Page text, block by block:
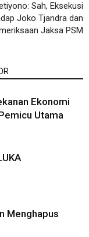
Sah, Eksekusi
Joko Tjandra dan
Jaksa PSM
Ekonomi
Utama
Menghapus